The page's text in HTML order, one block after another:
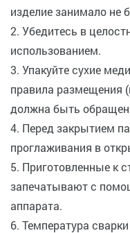
изделие занимало не
2. Убедитесь в
использованием.
3. Упакуйте сухие
правила размещения
должна быть
4. Перед закрытием
проглаживания в
5. Приготовленные к
запечатывают с
аппарата.
6. Температура